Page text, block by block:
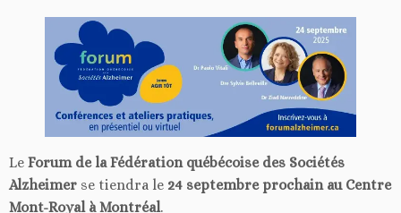
Le Forum de la Fédération québécoise des Sociétés
Alzheimer se tiendra le 24 septembre prochain au Centre
Mont-Royal à Montréal.